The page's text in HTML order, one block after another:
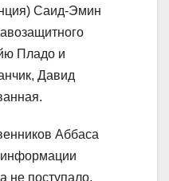
Саид-Эмин
Пладо и
Давид
Аббаса
информации
не поступало.